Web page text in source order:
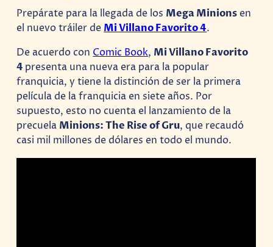
Prepárate para la llegada de los Mega Minionsen
el nuevo tráiler de Mi Villano Favorito 4.
De acuerdo conComic Book, Mi Villano Favorito
4 presenta una nueva era para la popular
franquicia, y tiene la distinción de ser la primera
película de la franquicia en siete años. Por
supuesto, esto no cuenta el lanzamiento de la
precuela Minions: The Rise of Gru, que recaudó
casi mil millones de dólares en todo el mundo.